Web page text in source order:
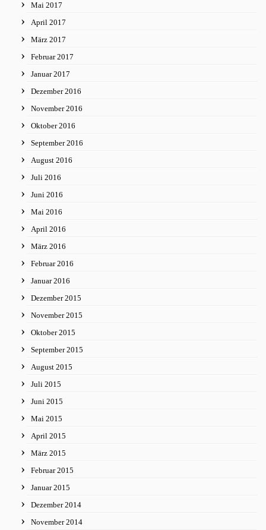
Mai 2017
April 2017
März 2017
Februar 2017
Januar 2017
Dezember 2016
November 2016
Oktober 2016
September 2016
August 2016
Juli 2016
Juni 2016
Mai 2016
April 2016
März 2016
Februar 2016
Januar 2016
Dezember 2015
November 2015
Oktober 2015
September 2015
August 2015
Juli 2015
Juni 2015
Mai 2015
April 2015
März 2015
Februar 2015
Januar 2015
Dezember 2014
November 2014